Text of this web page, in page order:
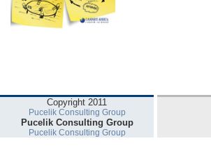
Copyright 2011
Pucelik Consulting Group
Pucelik Consulting Group
Pucelik Consulting Group